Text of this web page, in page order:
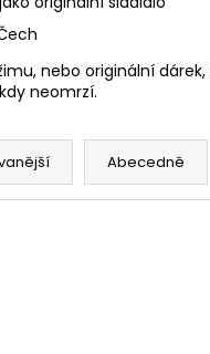
nebo originální dárek,
neomrzí.
Abecedně